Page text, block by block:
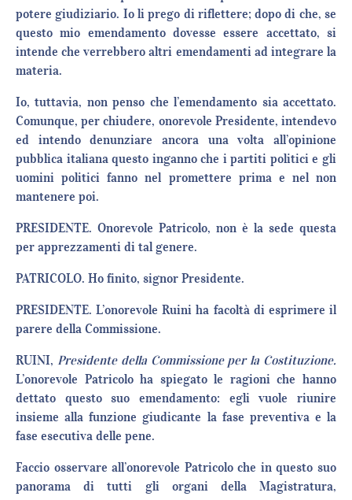
potere giudiziario. Io li prego di riflettere; dopo di che, se
questo mio emendamento dovesse essere accettato, si
intende che verrebbero altri emendamenti ad integrare la
materia.
Io, tuttavia, non penso che l’emendamento sia accettato.
Comunque, per chiudere, onorevole Presidente, intendevo
ed intendo denunziare ancora una volta all’opinione
pubblica italiana questo inganno che i partiti politici e gli
uomini politici fanno nel promettere prima e nel non
mantenere poi.
PRESIDENTE. Onorevole Patricolo, non è la sede questa
per apprezzamenti di tal genere.
PATRICOLO. Ho finito, signor Presidente.
PRESIDENTE. L’onorevole Ruini ha facoltà di esprimere il
parere della Commissione.
RUINI, Presidente della Commissione per la Costituzione.
L’onorevole Patricolo ha spiegato le ragioni che hanno
dettato questo suo emendamento: egli vuole riunire
insieme alla funzione giudicante la fase preventiva e la
fase esecutiva delle pene.
Faccio osservare all’onorevole Patricolo che in questo suo
panorama di tutti gli organi della Magistratura,